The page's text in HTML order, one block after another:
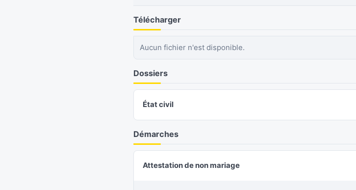
Télécharger
Aucun fichier n'est disponible.
Dossiers
État civil
Démarches
Attestation de non mariage